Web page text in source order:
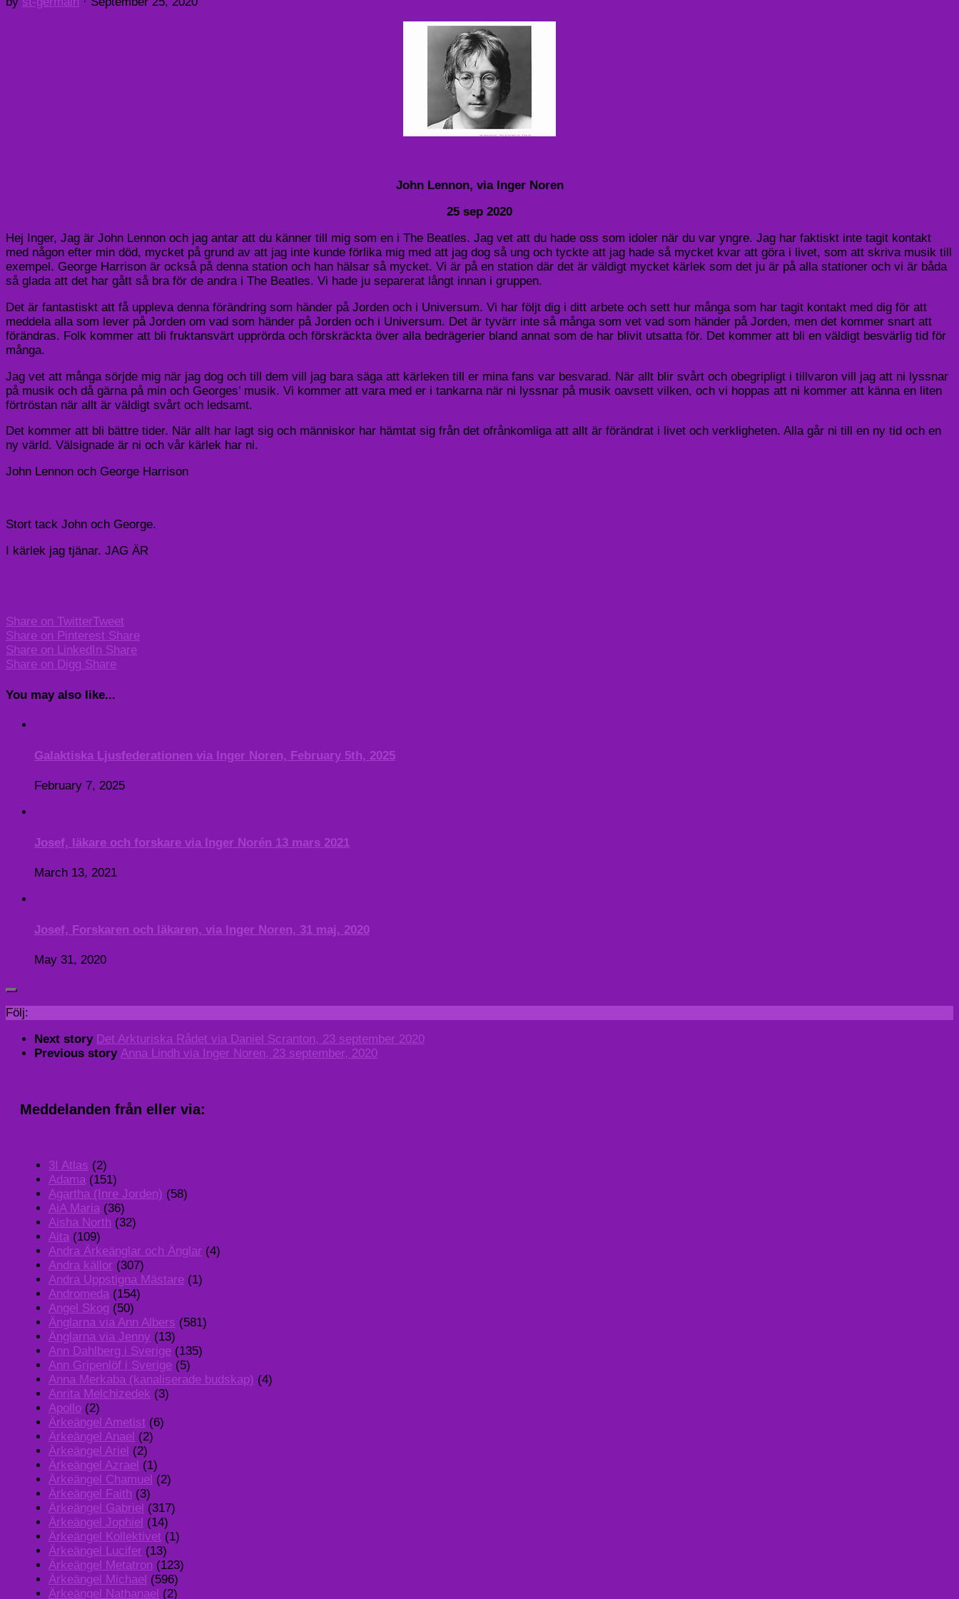
John Lennon, via Inger Noren
25 sep 2020
Hej Inger, Jag är John Lennon och jag antar att du känner till mig som en i The Beatles. Jag vet att du hade oss som idoler när du var yngre. Jag har faktiskt inte tagit kontakt
med någon efter min död, mycket på grund av att jag inte kunde förlika mig med att jag dog så ung och tyckte att jag hade så mycket kvar att göra i livet, som att skriva musik till
exempel. George Harrison är också på denna station och han hälsar så mycket. Vi är på en station där det är väldigt mycket kärlek som det ju är på alla stationer och vi är båda
så glada att det har gått så bra för de andra i The Beatles. Vi hade ju separerat långt innan i gruppen.
Det är fantastiskt att få uppleva denna förändring som händer på Jorden och i Universum. Vi har följt dig i ditt arbete och sett hur många som har tagit kontakt med dig för att
meddela alla som lever på Jorden om vad som händer på Jorden och i Universum. Det är tyvärr inte så många som vet vad som händer på Jorden, men det kommer snart att
förändras. Folk kommer att bli fruktansvärt upprörda och förskräckta över alla bedrägerier bland annat som de har blivit utsatta för. Det kommer att bli en väldigt besvärlig tid för
många.
Jag vet att många sörjde mig när jag dog och till dem vill jag bara säga att kärleken till er mina fans var besvarad. När allt blir svårt och obegripligt i tillvaron vill jag att ni lyssnar
på musik och då gärna på min och Georges’ musik. Vi kommer att vara med er i tankarna när ni lyssnar på musik oavsett vilken, och vi hoppas att ni kommer att känna en liten
förtröstan när allt är väldigt svårt och ledsamt.
Det kommer att bli bättre tider. När allt har lagt sig och människor har hämtat sig från det ofrånkomliga att allt är förändrat i livet och verkligheten. Alla går ni till en ny tid och en
ny värld. Välsignade är ni och vår kärlek har ni.
John Lennon och George Harrison
Stort tack John och George.
I kärlek jag tjänar. JAG ÄR
Share on TwitterTweet
Share on Pinterest Share
Share on LinkedIn Share
Share on Digg Share
You may also like...
Galaktiska Ljusfederationen via Inger Noren, February 5th, 2025
February 7, 2025
Josef, läkare och forskare via Inger Norén 13 mars 2021
March 13, 2021
Josef, Forskaren och läkaren, via Inger Noren, 31 maj, 2020
May 31, 2020
Följ:
Next story Det Arkturiska Rådet via Daniel Scranton, 23 september 2020
Previous story Anna Lindh via Inger Noren, 23 september, 2020
Meddelanden från eller via:
3I Atlas (2)
Adama (151)
Agartha (Inre Jorden) (58)
AiA Maria (36)
Aisha North (32)
Aita (109)
Andra Ärkeänglar och Änglar (4)
Andra källor (307)
Andra Uppstigna Mästare (1)
Andromeda (154)
Angel Skog (50)
Änglarna via Ann Albers (581)
Änglarna via Jenny (13)
Ann Dahlberg i Sverige (135)
Ann Gripenlöf i Sverige (5)
Anna Merkaba (kanaliserade budskap) (4)
Anrita Melchizedek (3)
Apollo (2)
Ärkeängel Ametist (6)
Ärkeängel Anael (2)
Ärkeängel Ariel (2)
Ärkeängel Azrael (1)
Ärkeängel Chamuel (2)
Ärkeängel Faith (3)
Ärkeängel Gabriel (317)
Ärkeängel Jophiel (14)
Ärkeängel Kollektivet (1)
Ärkeängel Lucifer (13)
Ärkeängel Metatron (123)
Ärkeängel Michael (596)
Ärkeängel Nathanael (2)